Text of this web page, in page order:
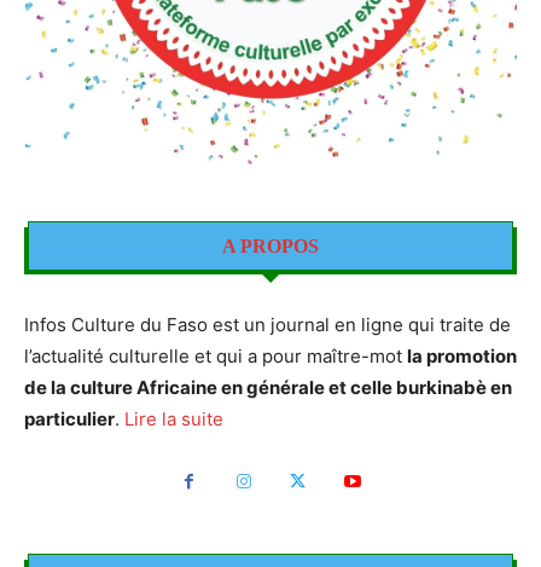
A PROPOS
Infos Culture du Faso est un journal en ligne qui traite de
l’actualité culturelle et qui a pour maître-mot la promotion
de la culture Africaine en générale et celle burkinabè en
particulier. Lire la suite